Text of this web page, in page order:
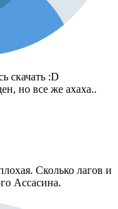
скачать :D
но все же ахаха..
Сколько лагов и
Ассасина.